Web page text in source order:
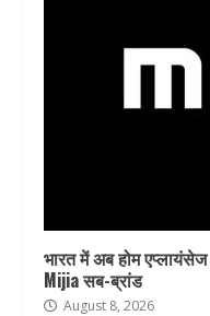
भारत में अब होम
Mijia सब-ब्रांड
August 8, 2026